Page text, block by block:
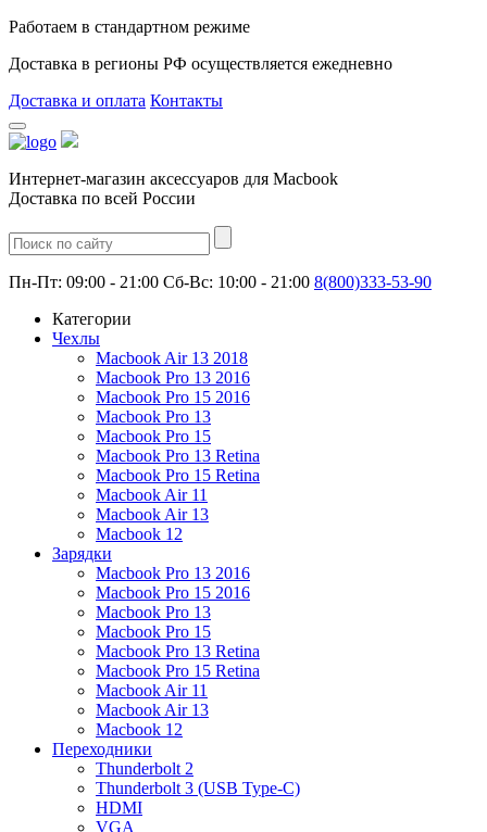
Работаем в стандартном режиме
Доставка в регионы РФ осуществляется ежедневно
Доставка и оплата Контакты
Интернет-магазин аксессуаров для Macbook
Доставка по всей России
Пн-Пт: 09:00 - 21:00 Сб-Вс: 10:00 - 21:00 8(800)333-53-90
Категории
Чехлы
Macbook Air 13 2018
Macbook Pro 13 2016
Macbook Pro 15 2016
Macbook Pro 13
Macbook Pro 15
Macbook Pro 13 Retina
Macbook Pro 15 Retina
Macbook Air 11
Macbook Air 13
Macbook 12
Зарядки
Macbook Pro 13 2016
Macbook Pro 15 2016
Macbook Pro 13
Macbook Pro 15
Macbook Pro 13 Retina
Macbook Pro 15 Retina
Macbook Air 11
Macbook Air 13
Macbook 12
Переходники
Thunderbolt 2
Thunderbolt 3 (USB Type-C)
HDMI
VGA